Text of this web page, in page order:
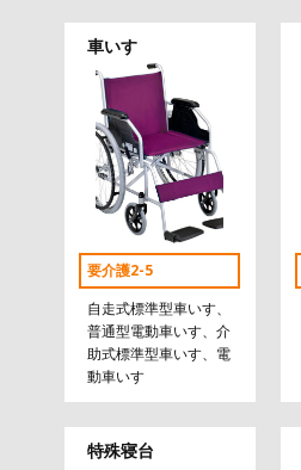
車いす
要介護2-5
自走式標準型車いす、
普通型電動車いす、介
助式標準型車いす、電
動車いす
特殊寝台